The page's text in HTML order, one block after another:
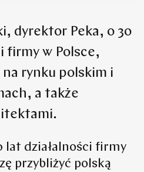
dyrektor Peka, o 30
firmy w Polsce,
rynku polskim i
a także
lat działalności firmy
przybliżyć polską